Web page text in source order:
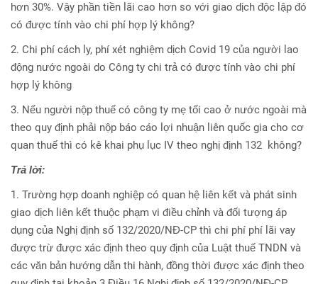
hơn 30%. Vậy phần tiền lãi cao hơn so với giao dịch độc lập đó
có được tính vào chi phí hợp lý không?
2. Chi phí cách ly, phí xét nghiệm dịch Covid 19 của người lao
động nước ngoài do Công ty chi trả có được tính vào chi phí
hợp lý không
3. Nếu người nộp thuế có công ty mẹ tối cao ở nước ngoài mà
theo quy định phải nộp báo cáo lợi nhuận liên quốc gia cho cơ
quan thuế thì có kê khai phụ lục IV theo nghị định 132 không?
Trả lời:
1. Trường hợp doanh nghiệp có quan hệ liên kết và phát sinh
giao dịch liên kết thuộc phạm vi điều chỉnh và đối tượng áp
dụng của Nghị định số 132/2020/NĐ-CP thì chi phí phí lãi vay
được trừ được xác định theo quy định của Luật thuế TNDN và
các văn bản hướng dẫn thi hành, đồng thời được xác định theo